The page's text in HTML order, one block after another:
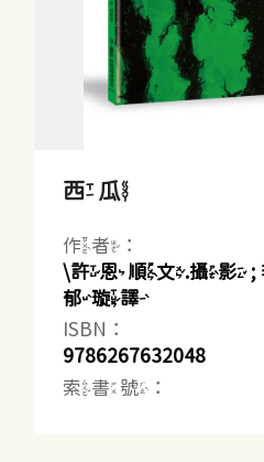
西瓜
作者：
\許恩順文.攝影 ;
郁璇譯
ISBN：
9786267632048
索書號：